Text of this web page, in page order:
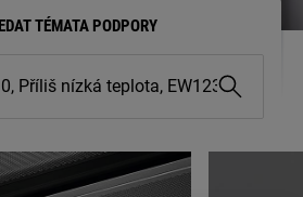
TÉMATA PODPORY